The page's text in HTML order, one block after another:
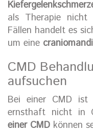
als Therapie nicht
Fällen handelt es
um eine
CMD
aufsuchen
Bei einer CMD ist
ernsthaft nicht in
einer CMD können